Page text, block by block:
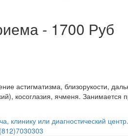
- 1700 Руб
астигматизма, близорукости,
косоглазия, ячменя. Занимается
клинику или диагностический центр.